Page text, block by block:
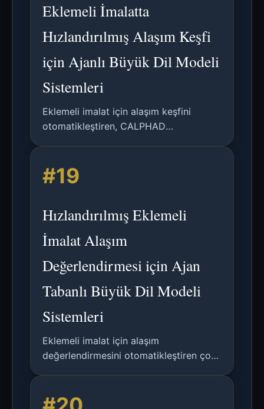
Eklemeli İmalatta
Hızlandırılmış Alaşım Keşfi
için Ajanlı Büyük Dil Modeli
Sistemleri
Eklemeli imalat için alaşım keşfini
otomatikleştiren, CALPHAD
entegre eden çok ajanlı bir Büyük Dil
Modeli çerçevesinin analizi.
#19
Hızlandırılmış Eklemeli
İmalat Alaşım
Değerlendirmesi için Ajan
Tabanlı Büyük Dil Modeli
Sistemleri
Eklemeli imalat için alaşım
değerlendirmesini otomatikleştiren çok
ve hata tahmini konularını kapsar.